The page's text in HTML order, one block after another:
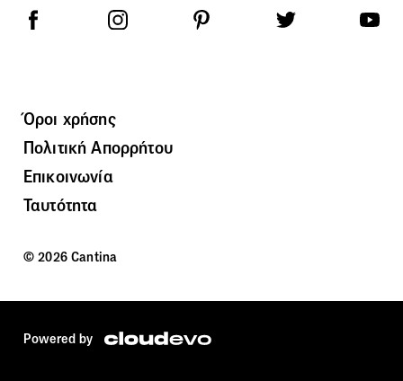
Όροι χρήσης
Πολιτική Απορρήτου
Επικοινωνία
Ταυτότητα
© 2026 Cantina
Powered by